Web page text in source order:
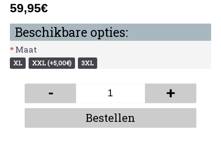
59,95€
Beschikbare opties:
Maat
XL XXL (+5,00€) 3XL
- +
Bestellen